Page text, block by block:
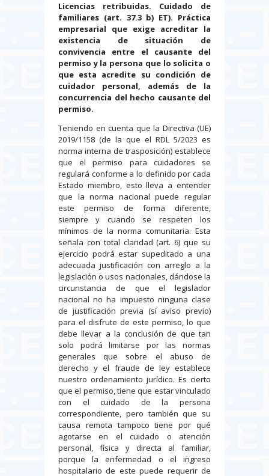
Licencias retribuidas. Cuidado de
familiares (art. 37.3 b) ET). Práctica
empresarial que exige acreditar la
existencia de situación de
convivencia entre el causante del
permiso y la persona que lo solicita o
que esta acredite su condición de
cuidador personal, además de la
concurrencia del hecho causante del
permiso.
Teniendo en cuenta que la Directiva (UE)
2019/1158 (de la que el RDL 5/2023 es
norma interna de trasposición) establece
que el permiso para cuidadores se
regulará conforme a lo definido por cada
Estado miembro, esto lleva a entender
que la norma nacional puede regular
este permiso de forma diferente,
siempre y cuando se respeten los
mínimos de la norma comunitaria. Esta
señala con total claridad (art. 6) que su
ejercicio podrá estar supeditado a una
adecuada justificación con arreglo a la
legislación o usos nacionales, dándose la
circunstancia de que el legislador
nacional no ha impuesto ninguna clase
de justificación previa (sí aviso previo)
para el disfrute de este permiso, lo que
debe llevar a la conclusión de que tan
solo podrá limitarse por las normas
generales que sobre el abuso de
derecho y el fraude de ley establece
nuestro ordenamiento jurídico. Es cierto
que el permiso, tiene que estar vinculado
con el cuidado de la persona
correspondiente, pero también que su
causa remota tampoco tiene por qué
agotarse en el cuidado o atención
personal, física y directa al familiar,
porque la enfermedad o el ingreso
hospitalario de este puede requerir de